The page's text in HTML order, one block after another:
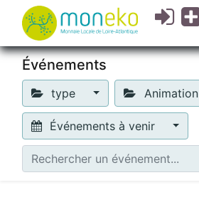
Événements
type Animation
Événements à venir